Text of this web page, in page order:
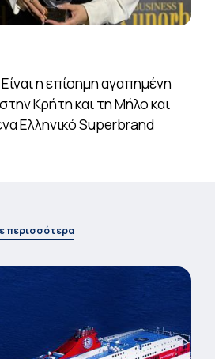
η επίσημη αγαπημένη
Κρήτη και τη Μήλο και
Ελληνικό Superbrand
περισσότερα